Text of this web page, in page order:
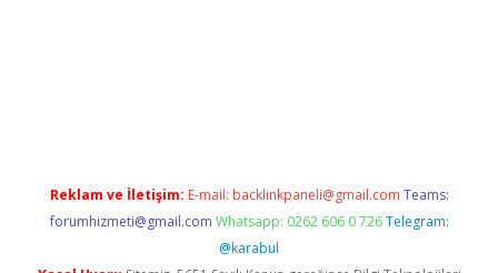
Reklam ve İletişim: E-mail: backlinkpaneli@gmail.com Teams:
forumhizmeti@gmail.com Whatsapp: 0262 606 0 726 Telegram:
@karabul